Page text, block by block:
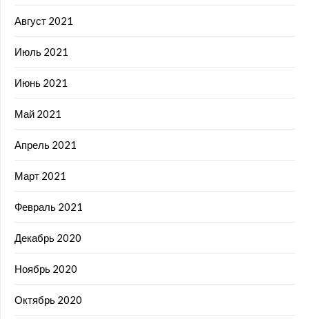
Август 2021
Июль 2021
Июнь 2021
Май 2021
Апрель 2021
Март 2021
Февраль 2021
Декабрь 2020
Ноябрь 2020
Октябрь 2020